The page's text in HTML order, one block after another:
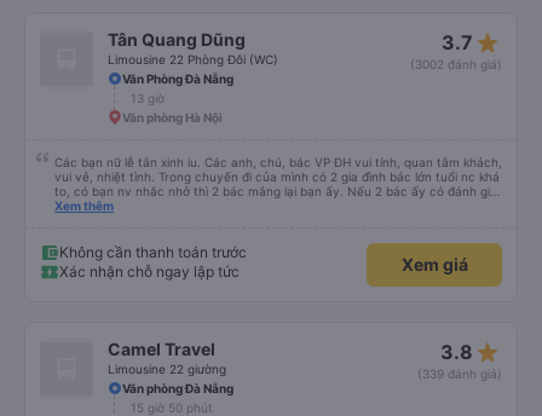
Tân Quang Dũng
Limousine 22 Phòng Đôi (WC)
3.7 star_rate
(3002 đánh giá)
Văn Phòng Đà Nẵng
13 giờ
Văn phòng Hà Nội
Các bạn nữ lễ tân xinh iu. Các anh, chú, bác VP ĐH vui tính, quan tâm khách,
vui vẻ, nhiệt tình. Trong chuyến đi của mình có 2 gia đình bác lớn tuổi nc khá
to, có bạn nv nhắc nhở thì 2 bác mắng lại bạn ấy. Nếu 2 bác ấy có đánh giá
xấu thì mình ngược lại nha. Bạn ấy nhắc nhở rất đúng. 2 bác nói rất to. To
bạn ấy nha. Nếu bạn ấy bị trừ thì bảo bạn ấy liên hệ sđt của mình, mình hỗ
trợ ạ. Số mình đuôi 666, chuyến ĐH-NT ngày 16/1. À các bạn nữ lễ tân xinh
iu còn đổi cho mình phòng đơn sang đôi xong còn note là (một mình) yêu
Xem thêm
Không cần thanh toán trước
Xác nhận chỗ ngay lập tức
Xem giá
Camel Travel
Limousine 22 giường
3.8 star_rate
(339 đánh giá)
Văn phòng Đà Nẵng
15 giờ 50 phút